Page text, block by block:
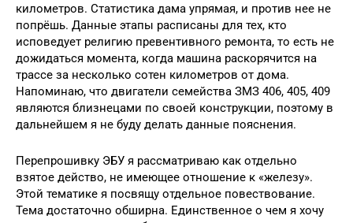
километров. Статистика дама упрямая, и против нее не
попрёшь. Данные этапы расписаны для тех, кто
исповедует религию превентивного ремонта, то есть не
дожидаться момента, когда машина раскорячится на
трассе за несколько сотен километров от дома.
Напоминаю, что двигатели семейства ЗМЗ 406, 405, 409
являются близнецами по своей конструкции, поэтому в
дальнейшем я не буду делать данные пояснения.
Перепрошивку ЭБУ я рассматриваю как отдельно
взятое действо, не имеющее отношение к «железу».
Этой тематике я посвящу отдельное повествование.
Тема достаточно обширна. Единственное о чем я хочу